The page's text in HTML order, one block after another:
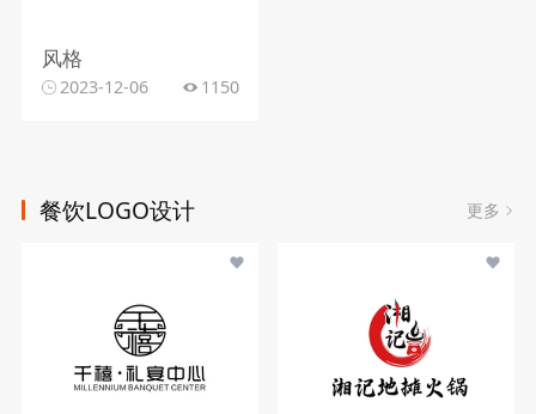
风格
2023-12-06 1150
餐饮LOGO设计 更多